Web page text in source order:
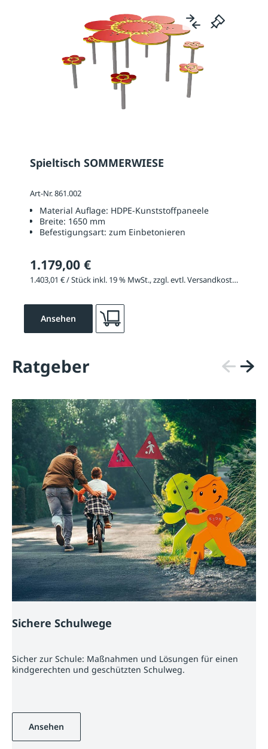
Spieltisch SOMMERWIESE
Art-Nr. 861.002
Material Auflage: HDPE-Kunststoffpaneele
Breite: 1650 mm
Befestigungsart: zum Einbetonieren
1.179,00 €
1.403,01 € / Stück inkl. 19 % MwSt., zzgl. evtl. Versandkosten
Ansehen
Ratgeber
Sichere Schulwege
Sicher zur Schule: Maßnahmen und Lösungen für einen
kindgerechten und geschützten Schulweg.
Ansehen